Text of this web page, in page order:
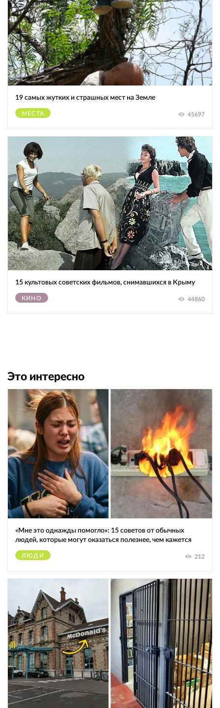
19 самых жутких и страшных мест на Земле
МЕСТА 45697
15 культовых советских фильмов, снимавшихся в Крыму
КИНО 44860
Это интересно
«Мне это однажды помогло»: 15 советов от обычных
людей, которые могут оказаться полезнее, чем кажется
ЛЮДИ 212